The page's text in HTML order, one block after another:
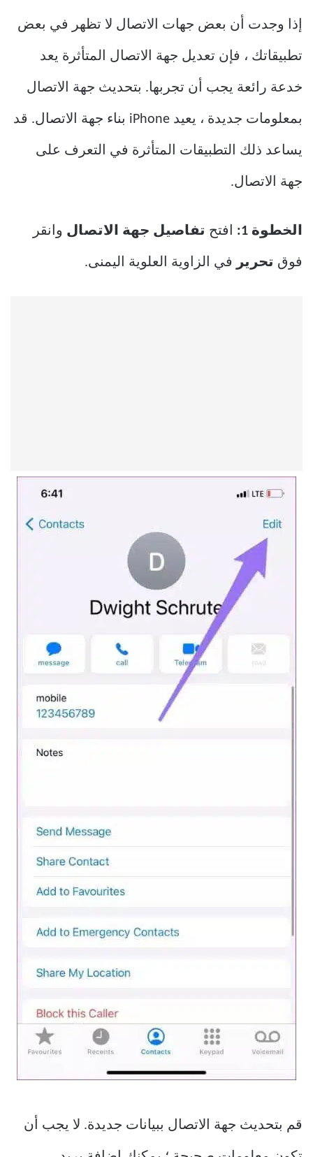
إذا وجدت أن بعض جهات الاتصال لا تظهر في بعض
تطبيقاتك ، فإن تعديل جهة الاتصال المتأثرة يعد
خدعة رائعة يجب أن تجربها. بتحديث جهة الاتصال
بمعلومات جديدة ، يعيد iPhone بناء جهة الاتصال. قد
يساعد ذلك التطبيقات المتأثرة في التعرف على
جهة الاتصال.
الخطوة 1: افتح تفاصيل جهة الاتصال وانقر
فوق تحرير في الزاوية العلوية اليمنى.
قم بتحديث جهة الاتصال ببيانات جديدة. لا يجب أن